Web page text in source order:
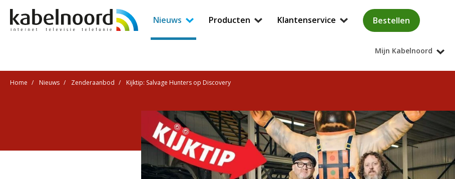
Nieuws Producten Klantenservice Bestellen
Mijn Kabelnoord
Home Nieuws Zenderaanbod Kijktip: Salvage Hunters op Discovery